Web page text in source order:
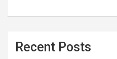
Recent Posts